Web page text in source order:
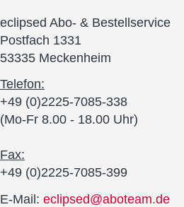
eclipsed Abo- & Bestellservice
Postfach 1331
53335 Meckenheim
Telefon:
+49 (0)2225-7085-338
(Mo-Fr 8.00 - 18.00 Uhr)
Fax:
+49 (0)2225-7085-399
E-Mail: eclipsed@aboteam.de